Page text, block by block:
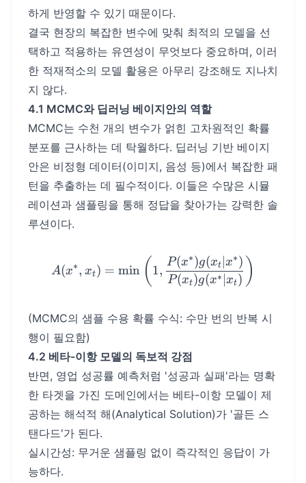
하게 반영할 수 있기 때문이다.
결국 현장의 복잡한 변수에 맞춰 최적의 모델을 선
택하고 적용하는 유연성이 무엇보다 중요하며, 이러
한 적재적소의 모델 활용은 아무리 강조해도 지나치
지 않다.
4.1 MCMC와 딥러닝 베이지안의 역할
MCMC는 수천 개의 변수가 얽힌 고차원적인 확률
분포를 근사하는 데 탁월하다. 딥러닝 기반 베이지
안은 비정형 데이터(이미지, 음성 등)에서 복잡한 패
턴을 추출하는 데 필수적이다. 이들은 수많은 시뮬
레이션과 샘플링을 통해 정답을 찾아가는 강력한 솔
루션이다.
A(x^*, x_t) = \min \left(
A(x∗, xt) = min ( 1,
P(xt)g(x∗ xt)
P(x∗)g(xt x∗) )
(MCMC의 샘플 수용 확률 수식: 수만 번의 반복 시
행이 필요함)
4.2 베타-이항 모델의 독보적 강점
반면, 영업 성공률 예측처럼 '성공과 실패'라는 명확
한 타겟을 가진 도메인에서는 베타-이항 모델이 제
공하는 해석적 해(Analytical Solution)가 '골든 스
탠다드'가 된다.
실시간성: 무거운 샘플링 없이 즉각적인 응답이 가
능하다.